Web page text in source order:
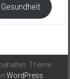
Gesundheit
Theme:
WordPress.